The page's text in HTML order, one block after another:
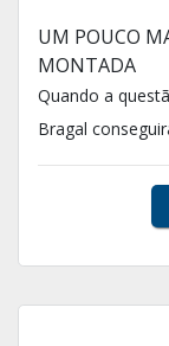
UM POUCO
MONTADA
Quando a
Bragal